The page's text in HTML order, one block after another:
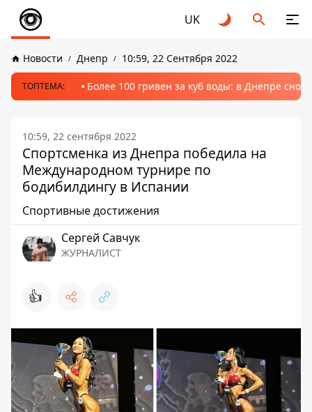
UK
Новости Днепр 10:59, 22 Сентября 2022
ТОПТЕМА: Более 100 гривен за куб воды: в Днепре
10:59, 22 сентября 2022
Спортсменка из Днепра победила на
Международном турнире по
бодибилдингу в Испании
Спортивные достижения
Сергей Савчук
ЖУРНАЛИСТ
👍